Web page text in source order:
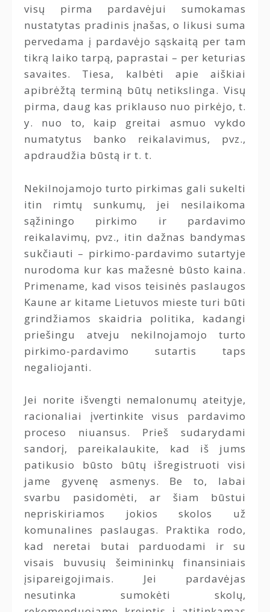
visų pirma pardavėjui sumokamas
nustatytas pradinis įnašas, o likusi suma
pervedama į pardavėjo sąskaitą per tam
tikrą laiko tarpą, paprastai – per keturias
savaites. Tiesa, kalbėti apie aiškiai
apibrėžtą terminą būtų netikslinga. Visų
pirma, daug kas priklauso nuo pirkėjo, t.
y. nuo to, kaip greitai asmuo vykdo
numatytus banko reikalavimus, pvz.,
apdraudžia būstą ir t. t.
Nekilnojamojo turto pirkimas gali sukelti
itin rimtų sunkumų, jei nesilaikoma
sąžiningo pirkimo ir pardavimo
reikalavimų, pvz., itin dažnas bandymas
sukčiauti – pirkimo-pardavimo sutartyje
nurodoma kur kas mažesnė būsto kaina.
Primename, kad visos teisinės paslaugos
Kaune ar kitame Lietuvos mieste turi būti
grindžiamos skaidria politika, kadangi
priešingu atveju nekilnojamojo turto
pirkimo-pardavimo sutartis taps
negaliojanti.
Jei norite išvengti nemalonumų ateityje,
racionaliai įvertinkite visus pardavimo
proceso niuansus. Prieš sudarydami
sandorį, pareikalaukite, kad iš jums
patikusio būsto būtų išregistruoti visi
jame gyvenę asmenys. Be to, labai
svarbu pasidomėti, ar šiam būstui
nepriskiriamos jokios skolos už
komunalines paslaugas. Praktika rodo,
kad neretai butai parduodami ir su
visais buvusių šeimininkų finansiniais
įsipareigojimais. Jei pardavėjas
nesutinka sumokėti skolų,